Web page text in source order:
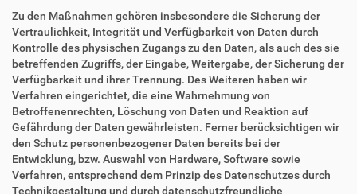
Zu den Maßnahmen gehören insbesondere die Sicherung der
Vertraulichkeit, Integrität und Verfügbarkeit von Daten durch
Kontrolle des physischen Zugangs zu den Daten, als auch des sie
betreffenden Zugriffs, der Eingabe, Weitergabe, der Sicherung der
Verfügbarkeit und ihrer Trennung. Des Weiteren haben wir
Verfahren eingerichtet, die eine Wahrnehmung von
Betroffenenrechten, Löschung von Daten und Reaktion auf
Gefährdung der Daten gewährleisten. Ferner berücksichtigen wir
den Schutz personenbezogener Daten bereits bei der
Entwicklung, bzw. Auswahl von Hardware, Software sowie
Verfahren, entsprechend dem Prinzip des Datenschutzes durch
Technikgestaltung und durch datenschutzfreundliche